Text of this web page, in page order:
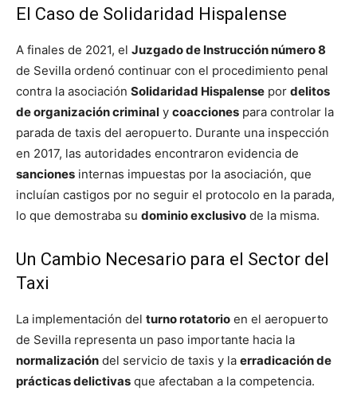
El Caso de Solidaridad Hispalense
A finales de 2021, el Juzgado de Instrucción número 8
de Sevilla ordenó continuar con el procedimiento penal
contra la asociación Solidaridad Hispalense por delitos
de organización criminal y coacciones para controlar la
parada de taxis del aeropuerto. Durante una inspección
en 2017, las autoridades encontraron evidencia de
sanciones internas impuestas por la asociación, que
incluían castigos por no seguir el protocolo en la parada,
lo que demostraba su dominio exclusivo de la misma.
Un Cambio Necesario para el Sector del
Taxi
La implementación del turno rotatorio en el aeropuerto
de Sevilla representa un paso importante hacia la
normalización del servicio de taxis y la erradicación de
prácticas delictivas que afectaban a la competencia.